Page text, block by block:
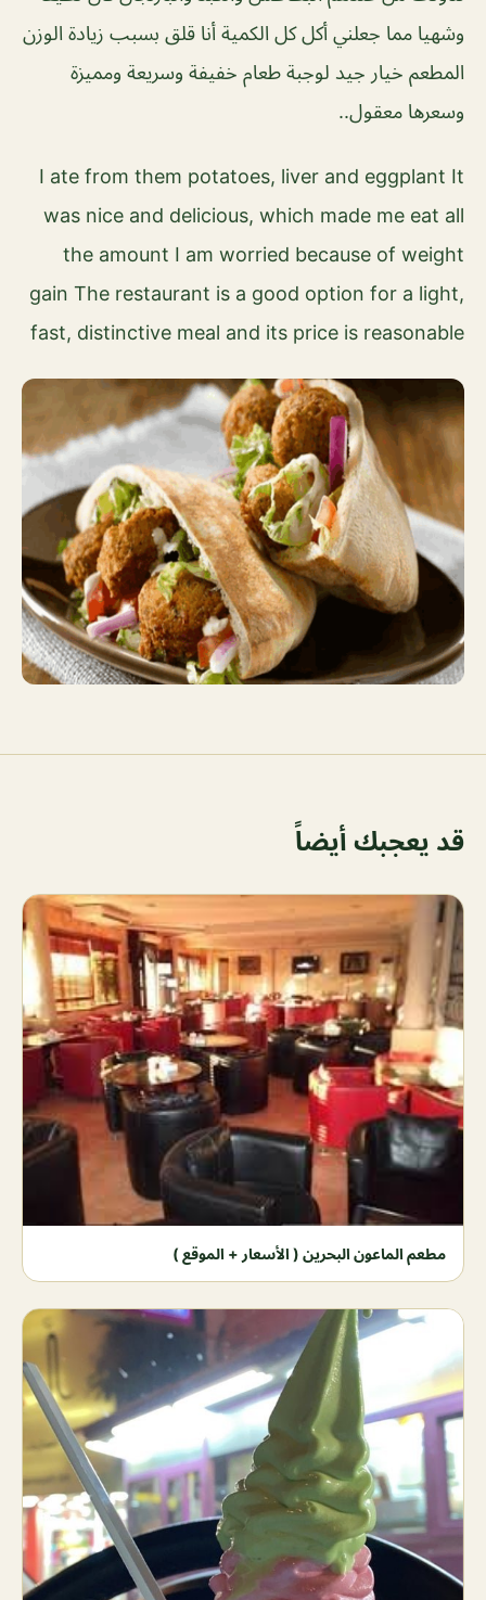
وشهيا مما جعلني أكل كل الكمية أنا قلق بسبب زيادة الوزن
المطعم خيار جيد لوجبة طعام خفيفة وسريعة ومميزة
وسعرها معقول..
I ate from them potatoes, liver and eggplant It
was nice and delicious, which made me eat all
the amount I am worried because of weight
gain The restaurant is a good option for a light,
fast, distinctive meal and its price is reasonable
قد يعجبك أيضاً
مطعم الماعون البحرين ( الأسعار + الموقع )